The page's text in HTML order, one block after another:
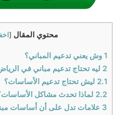
محتوي المقال [
1وش يعني تدعيم المباني؟
2 ليه تحتاج تدعيم مباني في
2.1 ليش تحتاج تدعيم الأساسات؟
2.2 لماذا تحدث مشاكل
3 علامات تدل على أن أساسات